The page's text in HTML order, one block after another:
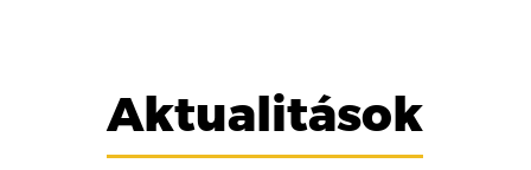
Aktualitások